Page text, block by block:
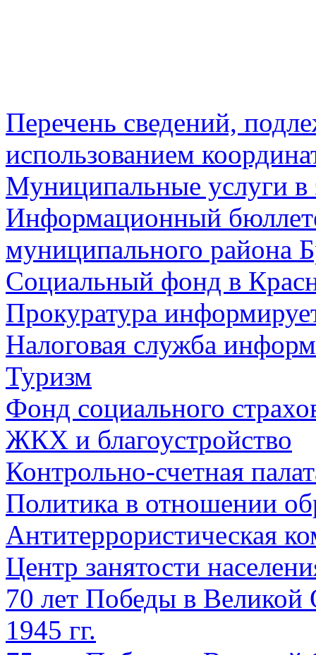
Перечень сведений,
использованием
Муниципальные услуги в
Информационный
муниципального района
Социальный фонд в
Прокуратура
Налоговая служба
Туризм
Фонд социального
ЖКХ и благоустройство
Контрольно-счетная
Политика в отношении
Антитеррористическая
Центр занятости
70 лет Победы в Великой
1945 гг.